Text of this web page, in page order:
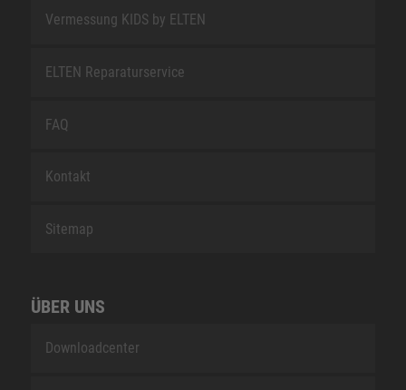
Vermessung KIDS by ELTEN
ELTEN Reparaturservice
FAQ
Kontakt
Sitemap
ÜBER UNS
Downloadcenter